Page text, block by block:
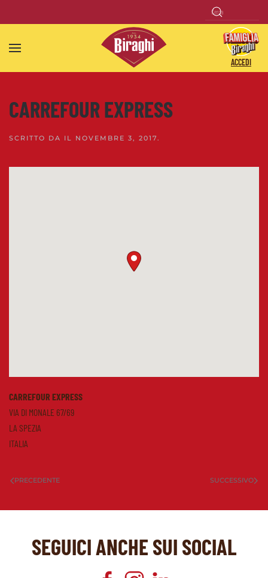
Skip to main content
ACCEDI
CARREFOUR EXPRESS
SCRITTO DA IL NOVEMBRE 3, 2017.
CARREFOUR EXPRESS
VIA DI MONALE 67/69
LA SPEZIA
ITALIA
PRECEDENTE SUCCESSIVO
SEGUICI ANCHE SUI SOCIAL